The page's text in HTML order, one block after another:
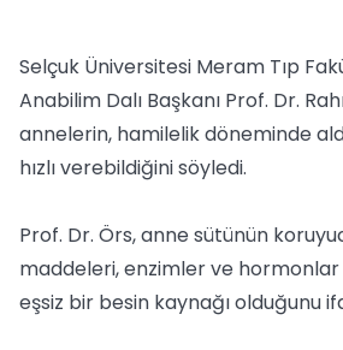
Selçuk Üniversitesi Meram Tıp
Anabilim Dalı Başkanı Prof. Dr.
annelerin, hamilelik döneminde
hızlı verebildiğini söyledi.
Prof. Dr. Örs, anne sütünün
maddeleri, enzimler ve
eşsiz bir besin kaynağı olduğunu